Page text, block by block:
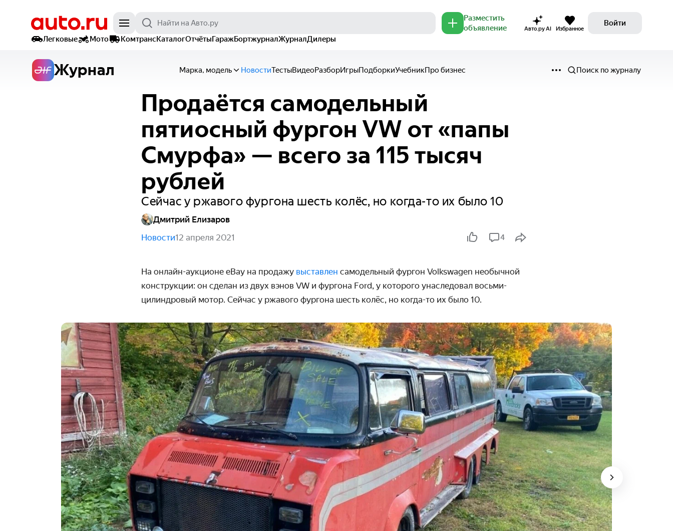
Разместить
объявление
Авто.ру AI Избранное
Войти
Легковые
Мото КомтрансКаталогОтчётыГаражБортжурналЖурналДилеры
Журнал Марка, модель НовостиТестыВидеоРазборИгрыПодборкиУчебникПро бизнес Поиск по журналу
Продаётся самодельный
пятиосный фургон VW от «папы
Смурфа» — всего за 115 тысяч
рублей
Сейчас у ржавого фургона шесть колёс, но когда-то их было 10
Дмитрий Елизаров
Новости12 апреля 2021 4
На онлайн-аукционе eBay на продажу выставлен самодельный фургон Volkswagen необычной
конструкции: он сделан из двух вэнов VW и фургона Ford, у которого унаследовал восьми­
цилиндровый мотор. Сейчас у ржавого фургона шесть колёс, но когда-то их было 10.